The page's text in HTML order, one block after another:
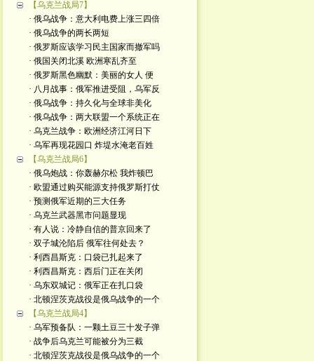
【乌克兰战局7】
· 俄乌战争：意大利电费上涨三四倍
· 俄乌战争的两长两短
· 俄罗斯应该学习民主国家而撤军吗
· 俄国关闭北溪 欧洲寒乱齐至
· 俄罗斯黑色幽默：美丽的女人 便
· 八月战事：俄军推进受阻，乌军反
· 俄乌战争：持久化与全球非美化
· 俄乌战争：两大联盟一个系统正在
· 乌克兰战争：欧洲经济江河日下
· 乌军再现花园口 炸堤水淹老百姓
【乌克兰战局6】
· 俄乌炮战：你轰赫尔松 我炸顿巴
· 欧盟通过购买能源支持俄罗斯打仗
· 预测俄军近期的三大任务
· 乌克兰武器黑市问题显现
· 有人说：冷静自信的普京回来了
· 双子城沦陷后 俄军往何处去？
· 利西昌斯克：口袋已扎起来了
· 利西昌斯克：西后门正在关闭
· 乌东双城记：俄军正在扎口袋
· 北顿涅茨克战役是俄乌战争的一个
【乌克兰战局4】
· 乌军预备队：一颗土豆三十发子弹
· 战争后乌克兰可能被分为三截
· 北顿涅茨克战役是俄乌战争的一个